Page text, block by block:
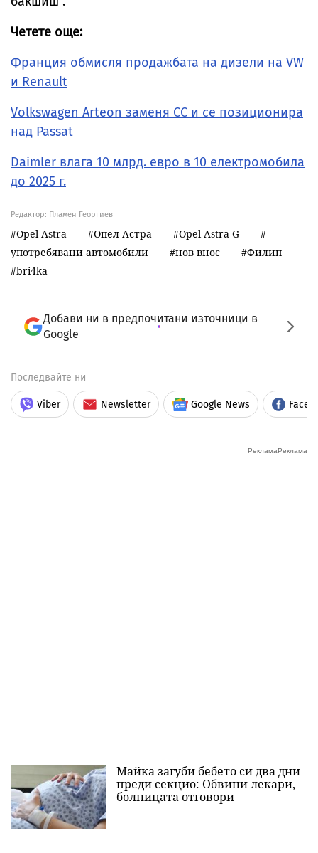
Четете още:
Франция обмисля продажбата на дизели на VW
и Renault
Volkswagen Arteon заменя СС и се позиционира
над Passat
Daimler влага 10 млрд. евро в 10 електромобила
до 2025 г.
Редактор: Пламен Георгиев
Opel Astra Опел Астра
Opel Astra G
употребявани автомобили
нов внос
Филип
bri4ka
Добави ни в предпочитани източници в
Google
Последвайте ни
Viber Newsletter Google News
Майка загуби бебето си два дни
преди секцио: Обвини лекари,
болницата отговори